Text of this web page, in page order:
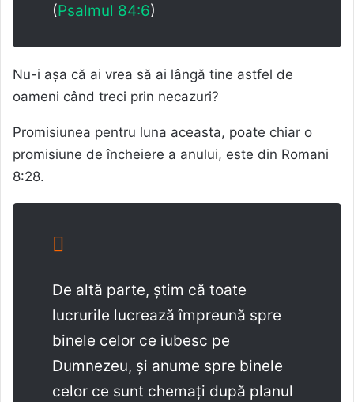
(Psalmul 84:6)
Nu-i așa că ai vrea să ai lângă tine astfel de
oameni când treci prin necazuri?
Promisiunea pentru luna aceasta, poate chiar o
promisiune de încheiere a anului, este din Romani
8:28.
De altă parte, știm că toate
lucrurile lucrează împreună spre
binele celor ce iubesc pe
Dumnezeu, și anume spre binele
celor ce sunt chemați după planul